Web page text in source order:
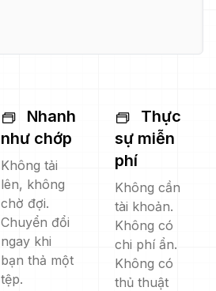
Nhanh
như chớp
Không tải
lên, không
chờ đợi.
Chuyển đổi
ngay khi
bạn thả một
tệp.
Thực
sự miễn
phí
Không cần
tài khoản.
Không có
chi phí ẩn.
Không có
thủ thuật